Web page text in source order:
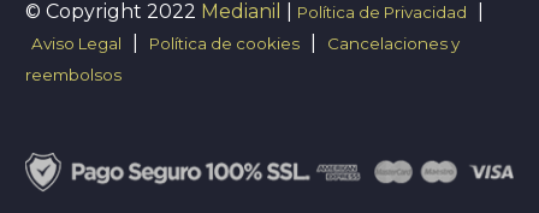
© Copyright 2022 Medianil Política de Privacidad
Aviso Legal Política de cookies
Cancelaciones y
reembolsos